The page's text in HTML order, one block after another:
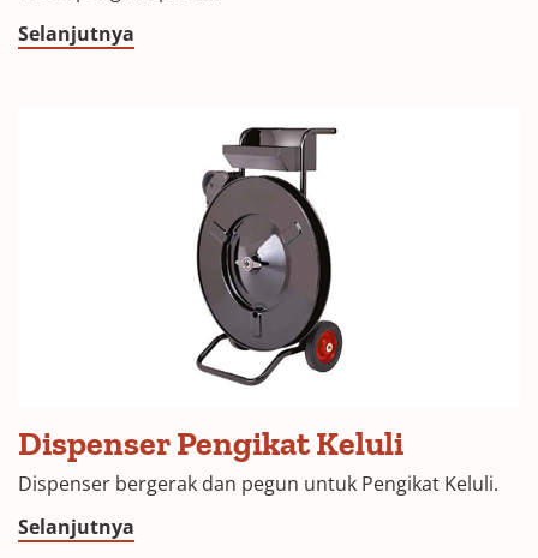
Selanjutnya
Dispenser Pengikat Keluli
Dispenser bergerak dan pegun untuk Pengikat Keluli.
Selanjutnya